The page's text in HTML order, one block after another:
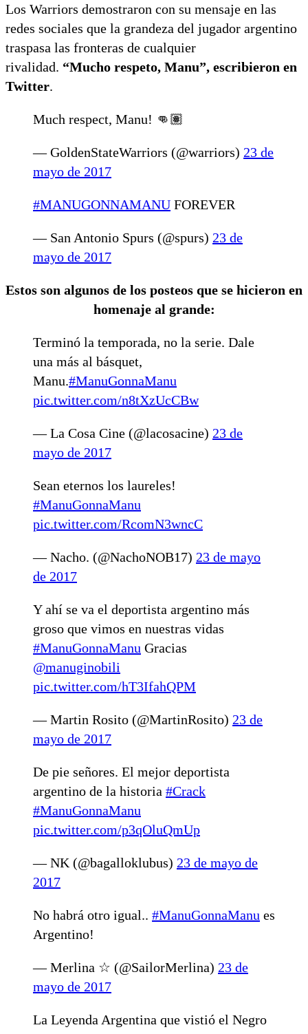
Los Warriors demostraron con su mensaje en las
redes sociales que la grandeza del jugador argentino
traspasa las fronteras de cualquier
rivalidad. “Mucho respeto, Manu”, escribieron en
Twitter.
Much respect, Manu! 👊🏽
— GoldenStateWarriors (@warriors) 23 de
mayo de 2017
#MANUGONNAMANU FOREVER
— San Antonio Spurs (@spurs) 23 de
mayo de 2017
Estos son algunos de los posteos que se hicieron en
homenaje al grande:
Terminó la temporada, no la serie. Dale
una más al básquet,
Manu.#ManuGonnaManu
pic.twitter.com/n8tXzUcCBw
— La Cosa Cine (@lacosacine) 23 de
mayo de 2017
Sean eternos los laureles!
#ManuGonnaManu
pic.twitter.com/RcomN3wncC
— Nacho. (@NachoNOB17) 23 de mayo
de 2017
Y ahí se va el deportista argentino más
groso que vimos en nuestras vidas
#ManuGonnaManu Gracias
@manuginobili
pic.twitter.com/hT3IfahQPM
— Martin Rosito (@MartinRosito) 23 de
mayo de 2017
De pie señores. El mejor deportista
argentino de la historia #Crack
#ManuGonnaManu
pic.twitter.com/p3qOluQmUp
— NK (@bagalloklubus) 23 de mayo de
2017
No habrá otro igual.. #ManuGonnaManu es
Argentino!
— Merlina ☆ (@SailorMerlina) 23 de
mayo de 2017
La Leyenda Argentina que vistió el Negro